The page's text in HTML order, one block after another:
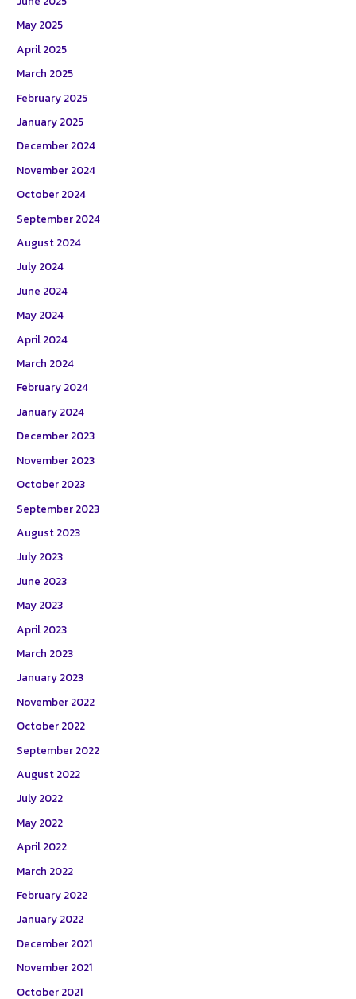
May 2025
April 2025
March 2025
February 2025
January 2025
December 2024
November 2024
October 2024
September 2024
August 2024
July 2024
June 2024
May 2024
April 2024
March 2024
February 2024
January 2024
December 2023
November 2023
October 2023
September 2023
August 2023
July 2023
June 2023
May 2023
April 2023
March 2023
January 2023
November 2022
October 2022
September 2022
August 2022
July 2022
May 2022
April 2022
March 2022
February 2022
January 2022
December 2021
November 2021
October 2021